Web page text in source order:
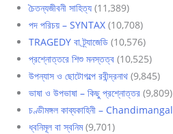
চৈতন্যজীবনী সাহিত্য (11,389)
পদ পরিচয় – SYNTAX (10,708)
TRAGEDY বা ট্র্যাজেডি (10,576)
প্রশ্নোত্তরে শিশু মনস্তত্ব (10,525)
উপন্যাস ও ছোটোগল্পে রবীন্দ্রনাথ (9,845)
ভাষা ও উপভাষা – কিছু প্রশ্নোত্তর (9,809)
চণ্ডীমঙ্গল কাব্যকাহিনী – Chandimangal
ধ্বনিমূল বা স্বনিম (9,701)